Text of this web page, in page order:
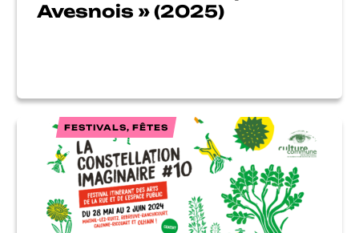
Avesnois » (2025)
FESTIVALS, FÊTES